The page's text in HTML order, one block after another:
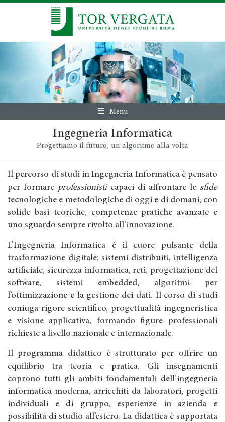
Menu
Ingegneria Informatica
Progettiamo il futuro, un algoritmo alla volta
Il percorso di studi in Ingegneria Informatica è pensato
per formare professionisticapaci di affrontare le sfide
tecnologiche e metodologiche di oggi e di domani, con
solide basi teoriche, competenze pratiche avanzate e
uno sguardo sempre rivolto all’innovazione.
L’Ingegneria Informatica è il cuore pulsante della
trasformazione digitale: sistemi distribuiti, intelligenza
artificiale, sicurezza informatica, reti, progettazione del
software, sistemi embedded, algoritmi per
l’ottimizzazione e la gestione dei dati. Il corso di studi
coniuga rigore scientifico, progettualità ingegneristica
e visione applicativa, formando figure professionali
richieste a livello nazionale e internazionale.
Il programma didattico è strutturato per offrire un
equilibrio tra teoria e pratica. Gli insegnamenti
coprono tutti gli ambiti fondamentali dell’ingegneria
informatica moderna, arricchiti da laboratori, progetti
individuali e di gruppo, esperienze in azienda e
possibilità di studio all’estero. La didattica è supportata